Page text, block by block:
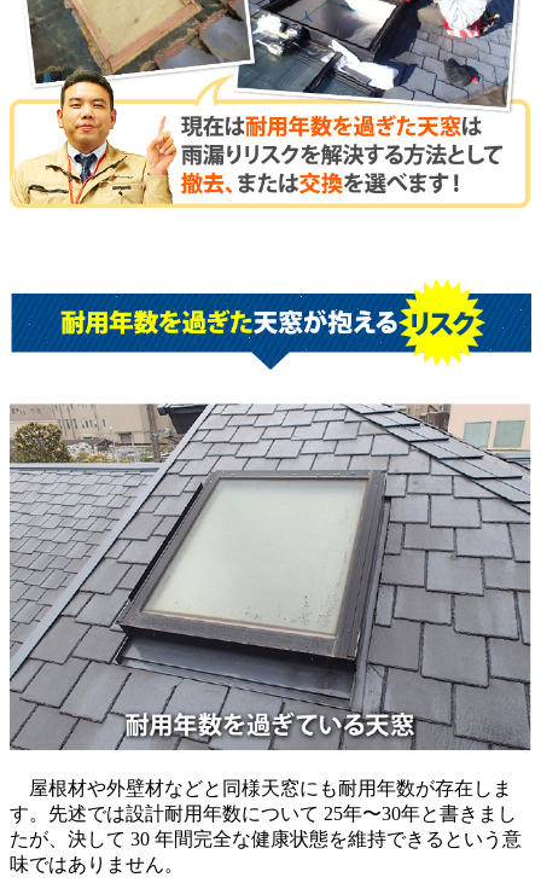
屋根材や外壁材などと同様天窓にも耐用年数が存在しま
す。先述では設計耐用年数について 25年〜30年と書きまし
たが、決して 30 年間完全な健康状態を維持できるという意
味ではありません。